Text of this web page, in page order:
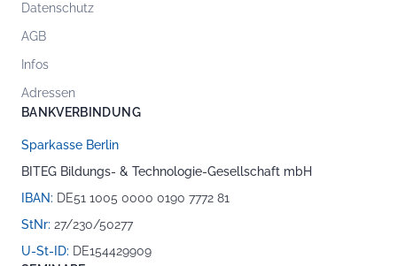
Datenschutz
AGB
Infos
Adressen
BANKVERBINDUNG
Sparkasse Berlin
BITEG Bildungs- & Technologie-Gesellschaft mbH
IBAN: DE51 1005 0000 0190 7772 81
StNr: 27/230/50277
U-St-ID: DE154429909